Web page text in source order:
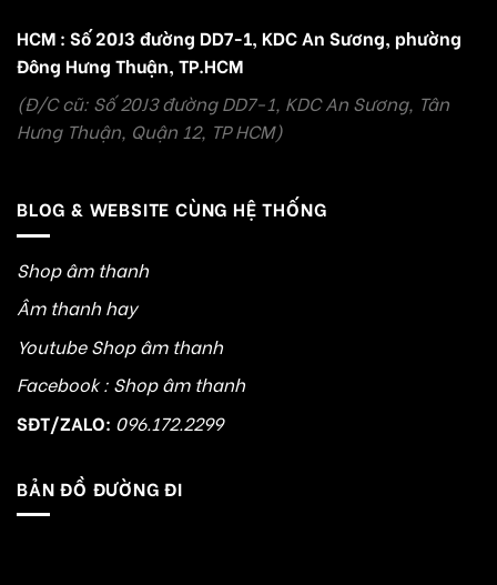
HCM : Số 20J3 đường DD7-1, KDC An Sương, phường
Đông Hưng Thuận, TP.HCM
(Đ/C cũ: Số 20J3 đường DD7-1, KDC An Sương, Tân
Hưng Thuận, Quận 12, TP HCM)
BLOG & WEBSITE CÙNG HỆ THỐNG
Shop âm thanh
Âm thanh hay
Youtube Shop âm thanh
Facebook : Shop âm thanh
SĐT/ZALO: 096.172.2299
BẢN ĐỒ ĐƯỜNG ĐI